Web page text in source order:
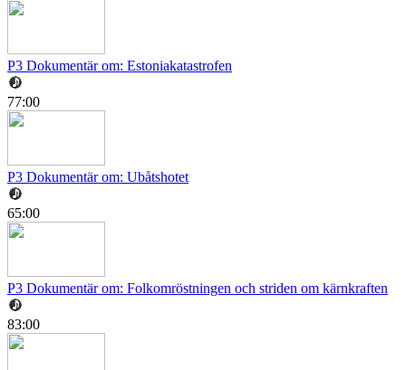
P3 Dokumentär om: Estoniakatastrofen
77:00
P3 Dokumentär om: Ubåtshotet
65:00
P3 Dokumentär om: Folkomröstningen och striden om kärnkraften
83:00